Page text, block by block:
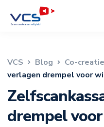
VCS Blog Co-creatie
verlagen drempel voor
drempel